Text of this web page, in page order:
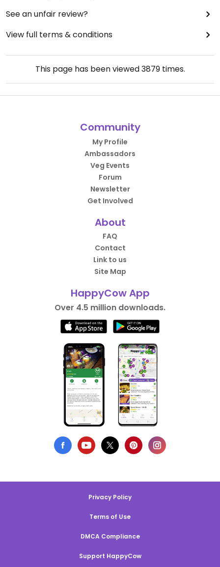
See an unfair review?
View full terms & conditions
This page has been viewed3879times.
Community
My Profile
Ambassadors
Veg Events
Forum
Newsletter
Get Involved
About
FAQ
Contact
Link to us
Site Map
HappyCow App
Over 4.5 million downloads.
Privacy Policy
Terms of Use
DMCA Compliance
Support HappyCow